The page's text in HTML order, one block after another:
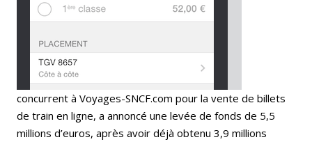
concurrent à Voyages-SNCF.com pour la vente de billets
de train en ligne, a annoncé une levée de fonds de 5,5
millions d’euros, après avoir déjà obtenu 3,9 millions